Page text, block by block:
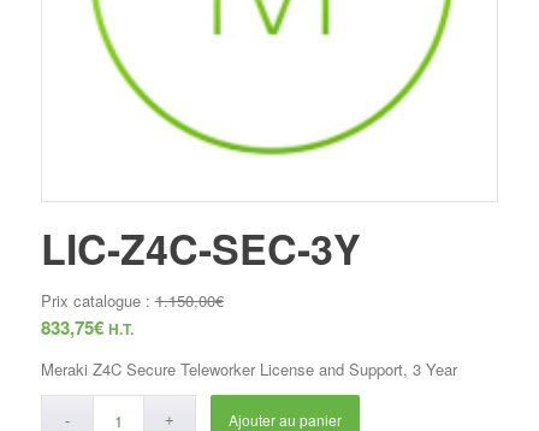
LIC-Z4C-SEC-3Y
Prix catalogue :1.150,00€
833,75€ H.T.
Meraki Z4C Secure Teleworker License and Support, 3 Year
Ajouter au panier